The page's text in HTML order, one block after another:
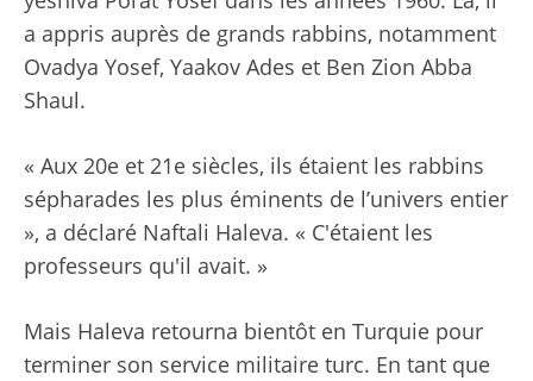
a appris auprès de grands rabbins, notamment
Ovadya Yosef, Yaakov Ades et Ben Zion Abba
Shaul.
« Aux 20e et 21e siècles, ils étaient les rabbins
sépharades les plus éminents de l’univers entier
», a déclaré Naftali Haleva. « C'étaient les
professeurs qu'il avait. »
Mais Haleva retourna bientôt en Turquie pour
terminer son service militaire turc. En tant que